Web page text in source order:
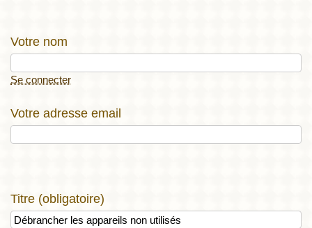
Votre nom
Se connecter
Votre adresse email
Titre (obligatoire)